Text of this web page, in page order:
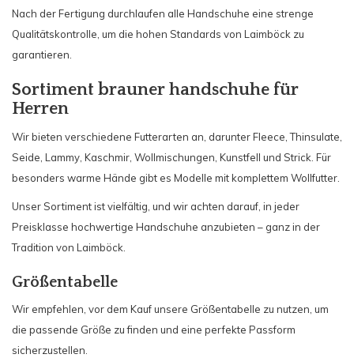
Nach der Fertigung durchlaufen alle Handschuhe eine strenge
Qualitätskontrolle, um die hohen Standards von Laimböck zu
garantieren.
Sortiment brauner handschuhe für
Herren
Wir bieten verschiedene Futterarten an, darunter Fleece, Thinsulate,
Seide, Lammy, Kaschmir, Wollmischungen, Kunstfell und Strick. Für
besonders warme Hände gibt es Modelle mit komplettem Wollfutter.
Unser Sortiment ist vielfältig, und wir achten darauf, in jeder
Preisklasse hochwertige Handschuhe anzubieten – ganz in der
Tradition von Laimböck.
Größentabelle
Wir empfehlen, vor dem Kauf unsere Größentabelle zu nutzen, um
die passende Größe zu finden und eine perfekte Passform
sicherzustellen.